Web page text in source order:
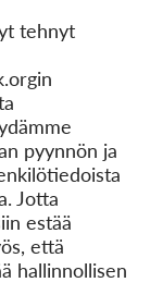
tehnyt
pyynnön ja
Jotta
estää
että
hallinnollisen